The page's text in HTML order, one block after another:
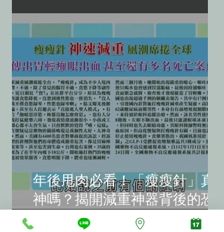
你「3大不發胖秘訣」
年後甩肉必看！「瘦瘦針」真的
神嗎？揭開減重神器背後的恐怖
副作用(轉載《震震有詞》)